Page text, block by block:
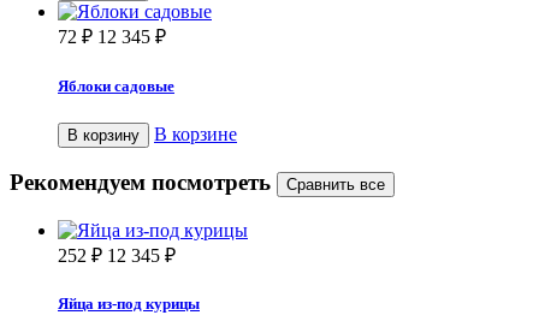
72 ₽ 12 345 ₽
Яблоки садовые
В корзину В корзине
Рекомендуем посмотреть
252 ₽ 12 345 ₽
Яйца из-под курицы